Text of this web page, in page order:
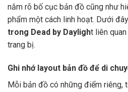
nắm rõ bố cục bản đồ cũng như
phẩm một cách linh hoạt. Dưới
trong Dead by Daylight liên
trang bị.
Ghi nhớ layout bản đồ để di
Mỗi bản đồ có những điểm riêng,